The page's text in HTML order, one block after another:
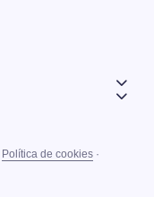
Política de cookies ·